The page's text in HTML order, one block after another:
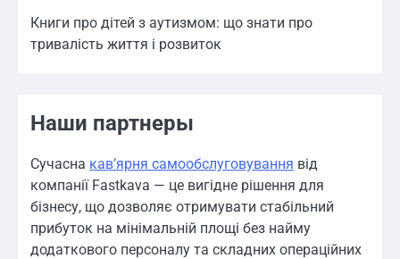
Книги про дітей з аутизмом: що знати про
тривалість життя і розвиток
Наши партнеры
Сучасна кавʼярня самообслуговування від
компанії Fastkava — це вигідне рішення для
бізнесу, що дозволяє отримувати стабільний
прибуток на мінімальній площі без найму
додаткового персоналу та складних операційних